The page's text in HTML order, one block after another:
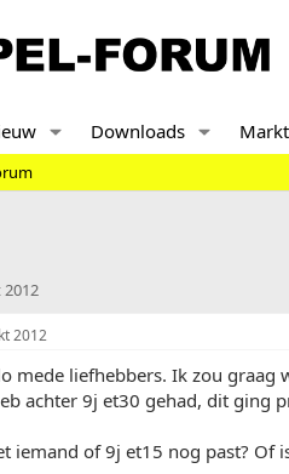
Downloads
2012
mede liefhebbers. Ik zou graag
achter 9j et30 gehad, dit ging
iemand of 9j et15 nog past? Of